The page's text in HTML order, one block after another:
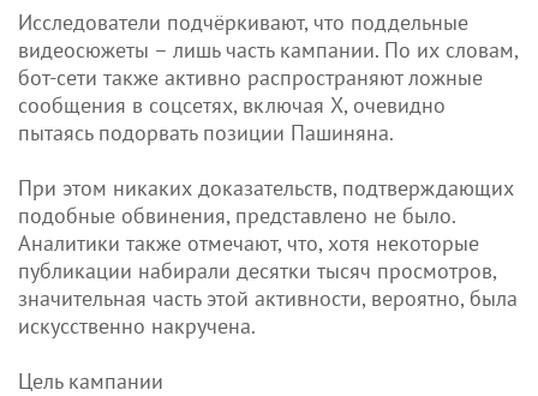
Исследователи подчёркивают, что поддельные
видеосюжеты – лишь часть кампании. По их словам,
бот-сети также активно распространяют ложные
сообщения в соцсетях, включая X, очевидно
пытаясь подорвать позиции Пашиняна.
При этом никаких доказательств, подтверждающих
подобные обвинения, представлено не было.
Аналитики также отмечают, что, хотя некоторые
публикации набирали десятки тысяч просмотров,
значительная часть этой активности, вероятно, была
искусственно накручена.
Цель кампании